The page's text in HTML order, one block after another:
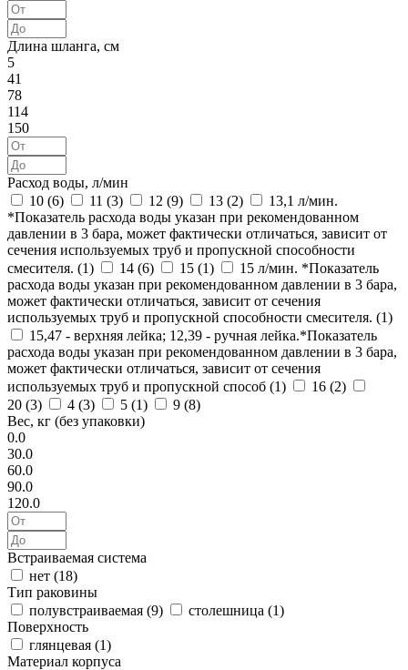
Длина шланга, см
5
41
78
114
150
Расход воды, л/мин
10 (6) 11 (3) 12 (9) 13 (2)
13,1 л/мин.
*Показатель расхода воды указан при рекомендованном
давлении в 3 бара, может фактически отличаться, зависит от
сечения используемых труб и пропускной способности
смесителя. (1) 14 (6) 15 (1)
15 л/мин. *Показатель
расхода воды указан при рекомендованном давлении в 3 бара,
может фактически отличаться, зависит от сечения
используемых труб и пропускной способности смесителя. (1)
15,47 - верхняя лейка; 12,39 - ручная лейка.*Показатель
расхода воды указан при рекомендованном давлении в 3 бара,
может фактически отличаться, зависит от сечения
используемых труб и пропускной способ (1) 16 (2)
20 (3) 4 (3) 5 (1) 9 (8)
Вес, кг (без упаковки)
0.0
30.0
60.0
90.0
120.0
Встраиваемая система
нет (18)
Тип раковины
полувстраиваемая (9) столешница (1)
Поверхность
глянцевая (1)
Материал корпуса